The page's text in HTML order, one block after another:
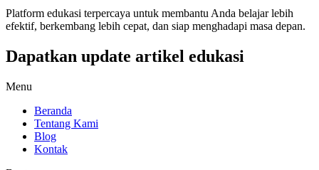
Platform edukasi terpercaya untuk membantu Anda belajar lebih
efektif, berkembang lebih cepat, dan siap menghadapi masa depan.
Dapatkan update artikel edukasi
Menu
Beranda
Tentang Kami
Blog
Kontak